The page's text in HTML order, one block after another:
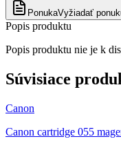
PonukaVyžiadať
Popis produktu
Popis produktu nie je k
Súvisiace
Canon
Canon cartridge 055